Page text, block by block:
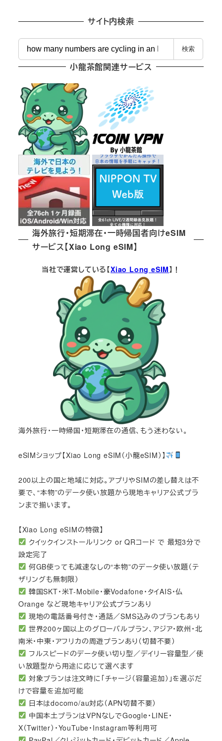
サイト内検索
検
索
検索
小龍茶館関連サービス
海外旅行・短期滞在・一時帰国者向けeSIM
サービス【Xiao Long eSIM】
当社で運営している【Xiao Long eSIM】！
海外旅行・一時帰国・短期滞在の通信、もう迷わない。
eSIMショップ【Xiao Long eSIM（小龍eSIM）】
200以上の国と地域に対応。アプリやSIMの差し替えは不
要で、“本物”のデータ使い放題から現地キャリア公式プラ
ンまで揃います。
【Xiao Long eSIMの特徴】
クイックインストールリンク or QRコード で 最短3分で
設定完了
何GB使っても減速なしの“本物”のデータ使い放題（テ
ザリングも無制限）
韓国SKT・米T-Mobile・豪Vodafone・タイAIS・仏
Orange など現地キャリア公式プランあり
現地の電話番号付き・通話／SMS込みのプランもあり
世界200ヶ国以上のグローバルプラン、アジア・欧州・北
南米・中東・アフリカの周遊プランあり（切替不要）
フルスピードのデータ使い切り型／デイリー容量型／使
い放題型から用途に応じて選べます
対象プランは注文時に「チャージ（容量追加）」を選ぶだ
けで容量を追加可能
日本はdocomo/au対応（APN切替不要）
中国本土プランはVPNなしでGoogle・LINE・
X（Twitter）・YouTube・Instagram等利用可